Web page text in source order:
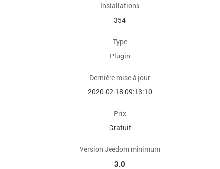
Installations
354
Type
Plugin
Dernière mise à jour
2020-02-18 09:13:10
Prix
Gratuit
Version Jeedom minimum
3.0